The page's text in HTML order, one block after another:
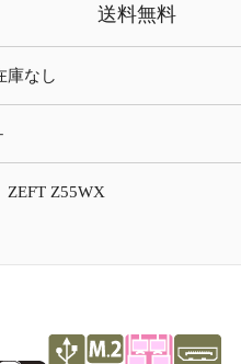
送料無料
庫なし
ZEFT Z55WX